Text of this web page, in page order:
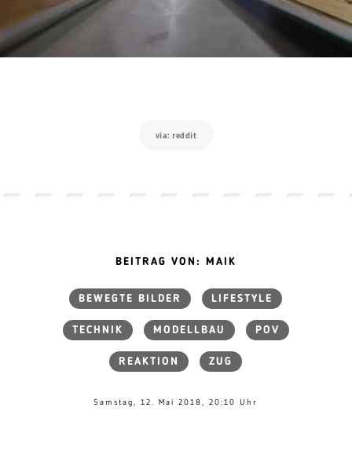
via: reddit
BEITRAG VON: MAIK
BEWEGTE BILDER LIFESTYLE
TECHNIK MODELLBAU POV
REAKTION ZUG
Samstag, 12. Mai 2018, 20:10 Uhr